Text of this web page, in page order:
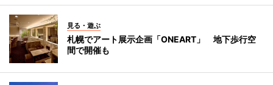
見る・遊ぶ
札幌でアート展示企画「ONEART」 地下歩行空
間で開催も